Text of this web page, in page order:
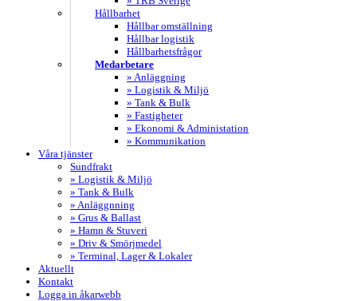
Hållbarhet
Hållbar omställning
Hållbar logistik
Hållbarhetsfrågor
Medarbetare
» Anläggning
» Logistik & Miljö
» Tank & Bulk
» Fastigheter
» Ekonomi & Administation
» Kommunikation
Våra tjänster
Sundfrakt
» Logistik & Miljö
» Tank & Bulk
» Anläggnning
» Grus & Ballast
» Hamn & Stuveri
» Driv & Smörjmedel
» Terminal, Lager & Lokaler
Aktuellt
Kontakt
Logga in åkarwebb